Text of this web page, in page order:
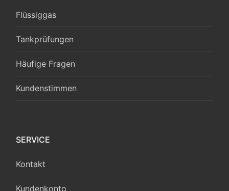
Flüssiggas
Tankprüfungen
Häufige Fragen
Kundenstimmen
SERVICE
Kontakt
Kundenkonto